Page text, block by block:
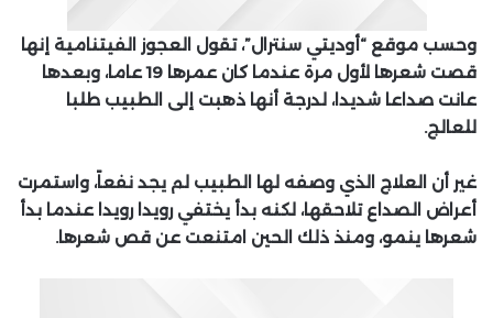
وحسب موقع “أوديتي سنترال”، تقول العجوز الفيتنامية إنها
قصت شعرها لأول مرة عندما كان عمرها 19 عاما، وبعدها
عانت صداعا شديدا، لدرجة أنها ذهبت إلى الطبيب طلبا
للعالج.
غير أن العلاج الذي وصفه لها الطبيب لم يجد نفعاً، واستمرت
أعراض الصداع تلاحقها، لكنه بدأ يختفي رويدا رويدا عندما بدأ
شعرها ينمو، ومنذ ذلك الحين امتنعت عن قص شعرها.